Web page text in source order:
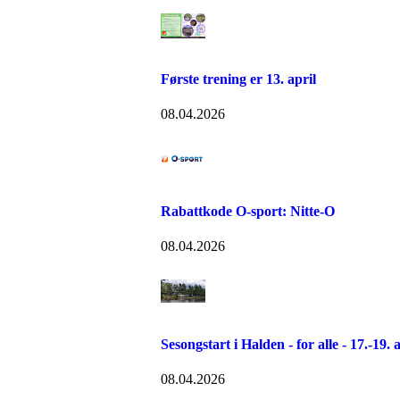
Første trening er 13. april
08.04.2026
Rabattkode O-sport: Nitte-O
08.04.2026
Sesongstart i Halden - for alle - 17.-19.
08.04.2026